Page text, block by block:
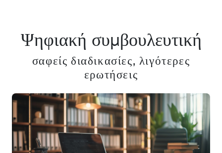
Ψηφιακή συμβουλευτική
σαφείς διαδικασίες, λιγότερες
ερωτήσεις